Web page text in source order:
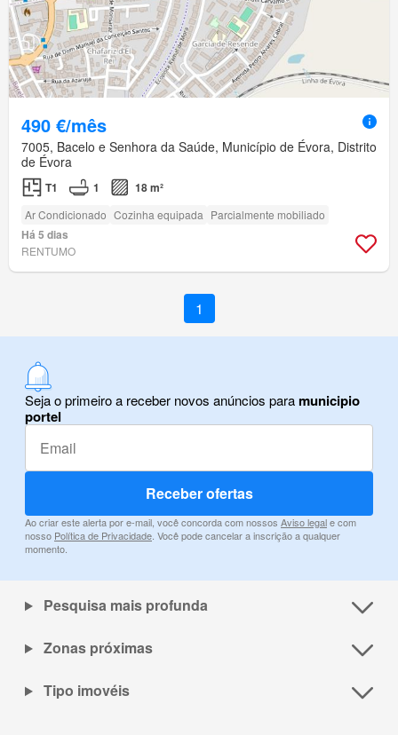
490 €/mês
7005, Bacelo e Senhora da Saúde, Município de Évora, Distrito
de Évora
T1 1 18 m²
Ar Condicionado Cozinha equipada Parcialmente mobiliado
Há 5 dias
RENTUMO
1
Seja o primeiro a receber novos anúncios paramunicipio
portel
Receber ofertas
Ao criar este alerta por e-mail, você concorda com nossos Aviso legale com
nosso Política de Privacidade. Você pode cancelar a inscrição a qualquer
momento.
Pesquisa mais profunda
Zonas próximas
Tipo imovéis